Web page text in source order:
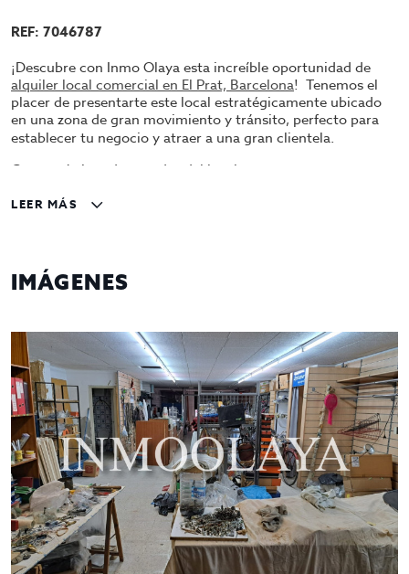
REF: 7046787
¡Descubre con Inmo Olaya esta increíble oportunidad de
alquiler local comercial en El Prat, Barcelona! Tenemos el
placer de presentarte este local estratégicamente ubicado
en una zona de gran movimiento y tránsito, perfecto para
establecer tu negocio y atraer a una gran clientela.
Características destacadas del local:
Espacio generoso: Con una superficie de 210 m²,
boutique hasta restaurantes, las posibilidades son
infinitas para adaptar este espacio a tus
Mobiliario incluido: El local cuenta con mobiliario
típico de tienda, lo que facilita su adaptación a
cualquier tipo de negocio. Tienes la opción de
quedarte con el mobiliario existente o permitir que
el propietario se lo lleve, brindándote una mayor
flexibilidad para personalizar el espacio según tus
preferencias.
Ubicación privilegiada: Situado en El Prat, este local
se encuentra en una zona de gran movimiento y
tránsito, lo que garantiza una excelente visibilidad y
acceso para tus clientes. Además, El Prat es
LEER MÁS
IMÁGENES